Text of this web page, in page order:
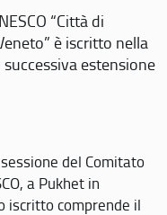
“Città di
è iscritto nella
estensione
del Comitato
a Pukhet in
iscritto comprende il